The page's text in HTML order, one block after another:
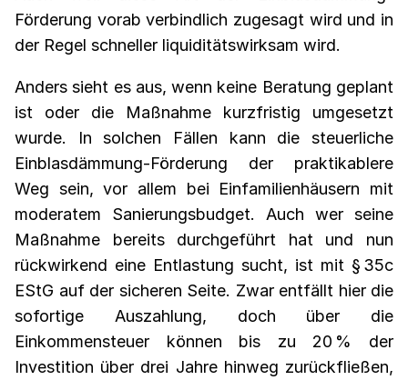
Förderung vorab verbindlich zugesagt wird und in
der Regel schneller liquiditätswirksam wird.
Anders sieht es aus, wenn keine Beratung geplant
ist oder die Maßnahme kurzfristig umgesetzt
wurde. In solchen Fällen kann die steuerliche
Einblasdämmung-Förderung der praktikablere
Weg sein, vor allem bei Einfamilienhäusern mit
moderatem Sanierungsbudget. Auch wer seine
Maßnahme bereits durchgeführt hat und nun
rückwirkend eine Entlastung sucht, ist mit § 35c
EStG auf der sicheren Seite. Zwar entfällt hier die
sofortige Auszahlung, doch über die
Einkommensteuer können bis zu 20 % der
Investition über drei Jahre hinweg zurückfließen,